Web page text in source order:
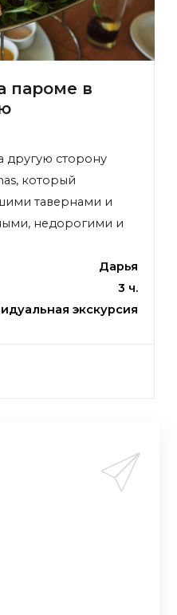
пароме в
другую сторону
который
тавернами и
недорогими и
Дарья
3 ч.
экскурсия